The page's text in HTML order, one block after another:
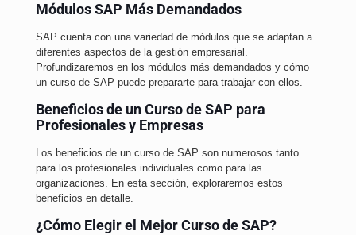
Módulos SAP Más Demandados
SAP cuenta con una variedad de módulos que se adaptan a
diferentes aspectos de la gestión empresarial.
Profundizaremos en los módulos más demandados y cómo
un curso de SAP puede prepararte para trabajar con ellos.
Beneficios de un Curso de SAP para
Profesionales y Empresas
Los beneficios de un curso de SAP son numerosos tanto
para los profesionales individuales como para las
organizaciones. En esta sección, exploraremos estos
beneficios en detalle.
¿Cómo Elegir el Mejor Curso de SAP?